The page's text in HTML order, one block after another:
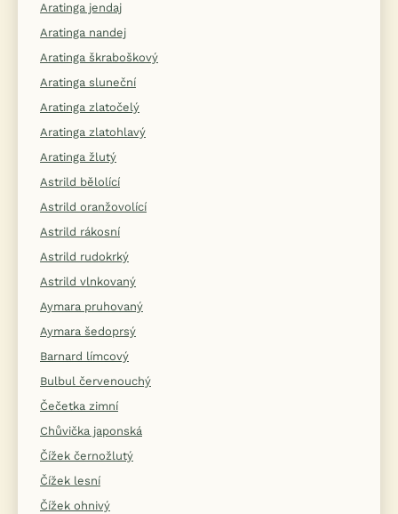
Aratinga jendaj
Aratinga nandej
Aratinga škraboškový
Aratinga sluneční
Aratinga zlatočelý
Aratinga zlatohlavý
Aratinga žlutý
Astrild bělolící
Astrild oranžovolící
Astrild rákosní
Astrild rudokrký
Astrild vlnkovaný
Aymara pruhovaný
Aymara šedoprsý
Barnard límcový
Bulbul červenouchý
Čečetka zimní
Chůvička japonská
Čížek černožlutý
Čížek lesní
Čížek ohnivý